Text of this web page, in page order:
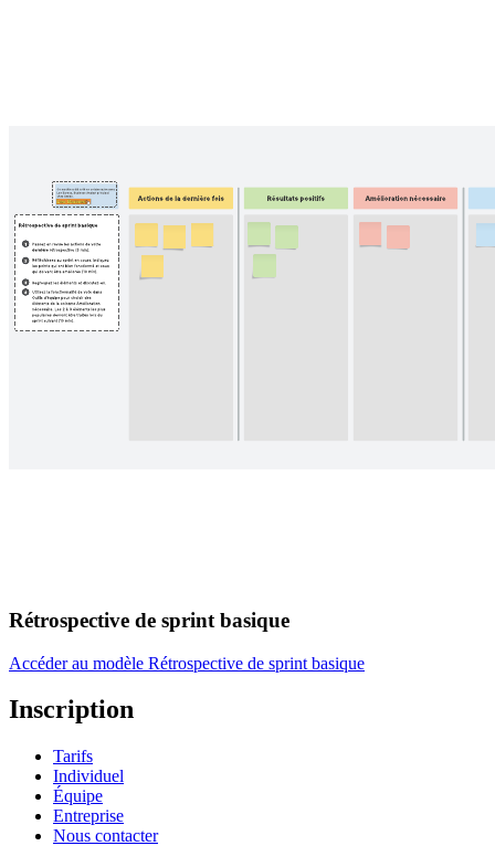
Rétrospective de sprint basique
Accéder au modèle Rétrospective de sprint basique
Inscription
Tarifs
Individuel
Équipe
Entreprise
Nous contacter